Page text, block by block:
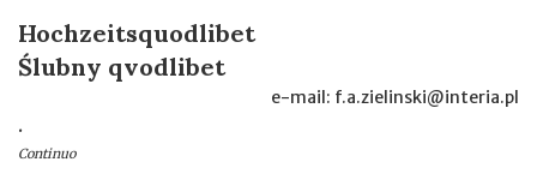
Hochzeitsquodlibet
Ślubny qvodlibet
e-mail: f.a.zielinski@interia.pl
.
Continuo